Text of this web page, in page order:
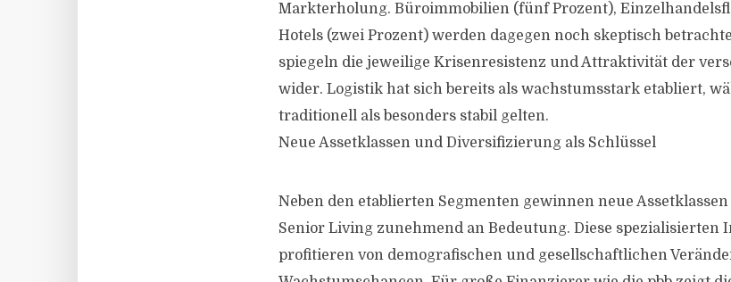
Markterholung. Büroimmobilien (fünf Prozent),
Hotels (zwei Prozent) werden dagegen noch skeptisch
spiegeln die jeweilige Krisenresistenz und Attraktivität der
wider. Logistik hat sich bereits als wachstumsstark etabliert,
traditionell als besonders stabil gelten.
Neue Assetklassen und Diversifizierung als Schlüssel
Neben den etablierten Segmenten gewinnen neue
Senior Living zunehmend an Bedeutung. Diese spezialisierten
profitieren von demografischen und gesellschaftlichen